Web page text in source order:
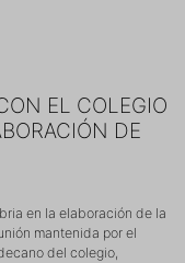
EL COLEGIO
DE
en la elaboración de la
mantenida por el
del colegio,